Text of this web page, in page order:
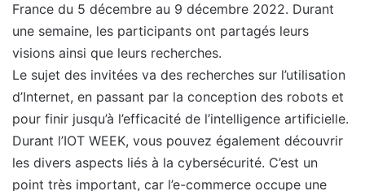
France du 5 décembre au 9 décembre 2022. Durant
une semaine, les participants ont partagés leurs
visions ainsi que leurs recherches.
Le sujet des invitées va des recherches sur l’utilisation
d’Internet, en passant par la conception des robots et
pour finir jusqu’à l’efficacité de l’intelligence artificielle.
Durant l’IOT WEEK, vous pouvez également découvrir
les divers aspects liés à la cybersécurité. C’est un
point très important, car l’e-commerce occupe une